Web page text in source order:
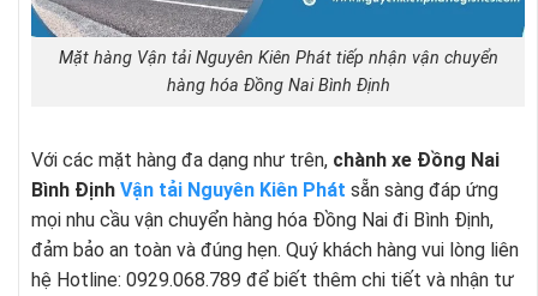
Mặt hàng Vận tải Nguyên Kiên Phát tiếp nhận vận chuyển
hàng hóa Đồng Nai Bình Định
Với các mặt hàng đa dạng như trên, chành xe Đồng Nai
Bình Định Vận tải Nguyên Kiên Phát sẵn sàng đáp ứng
mọi nhu cầu vận chuyển hàng hóa Đồng Nai đi Bình Định,
đảm bảo an toàn và đúng hẹn. Quý khách hàng vui lòng liên
hệ Hotline: 0929.068.789 để biết thêm chi tiết và nhận tư